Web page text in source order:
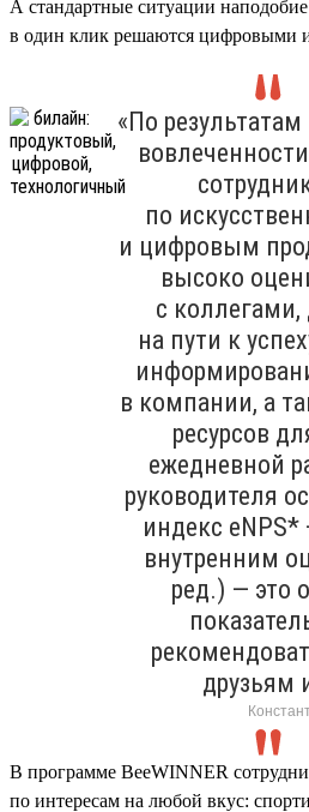
А стандартные ситуации
в один клик решаются цифровыми
«По
по
и цифровым
высоко
с коллегами,
на пути к
в компании, а
ресурсов
ежедневной
руководителя
индекс eNPS*
внутренним
ред.) — это
друзьям
В программе BeeWINNER
по интересам на любой вкус: